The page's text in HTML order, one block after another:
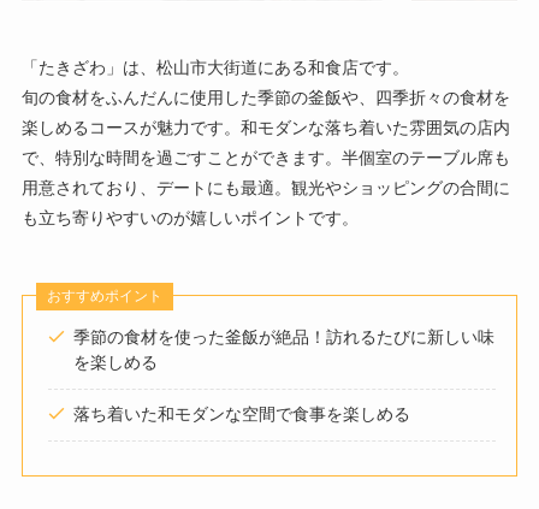
「たきざわ」は、松山市大街道にある和食店です。
旬の食材をふんだんに使用した季節の釜飯や、四季折々の食材を
楽しめるコースが魅力です。和モダンな落ち着いた雰囲気の店内
で、特別な時間を過ごすことができます。半個室のテーブル席も
用意されており、デートにも最適。観光やショッピングの合間に
も立ち寄りやすいのが嬉しいポイントです。
おすすめポイント
季節の食材を使った釜飯が絶品！訪れるたびに新しい味
を楽しめる
落ち着いた和モダンな空間で食事を楽しめる